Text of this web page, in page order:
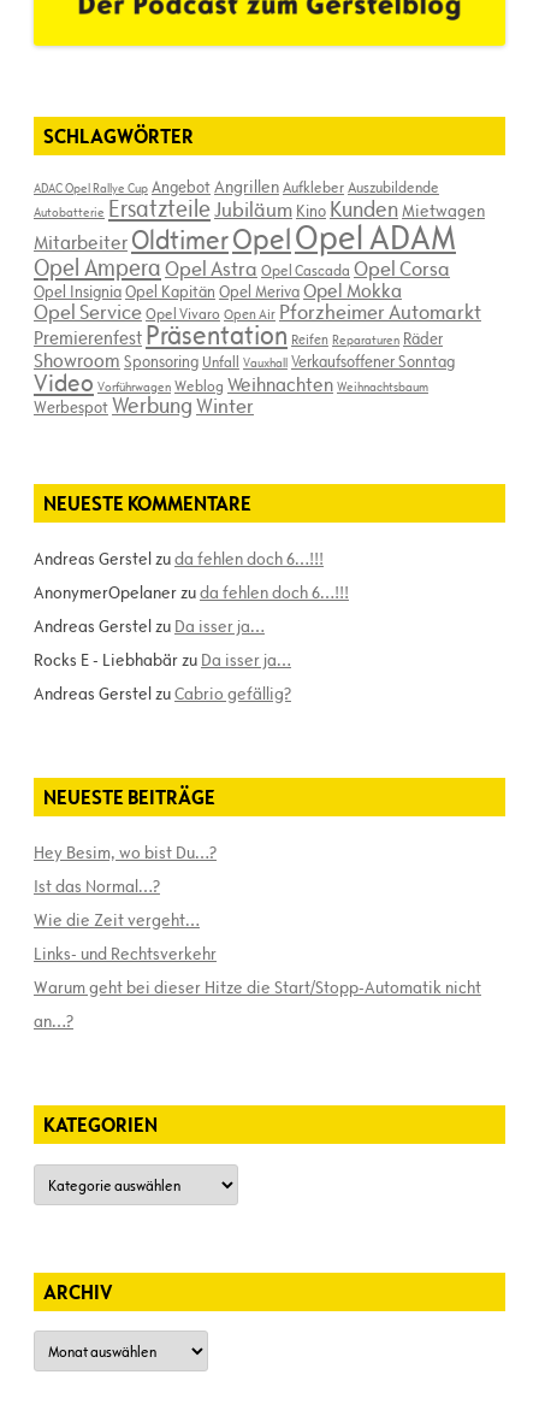
SCHLAGWÖRTER
ADAC Opel Rallye Cup AngebotAngrillenAufkleberAuszubildende
Autobatterie ErsatzteileJubiläum Kino KundenMietwagen
Mitarbeiter OldtimerOpelOpel ADAM
Opel AmperaOpel Astra Opel Cascada Opel Corsa
Opel InsigniaOpel Kapitän Opel MerivaOpel Mokka
Opel ServiceOpel Vivaro Open Air Pforzheimer Automarkt
Premierenfest Präsentation Reifen Reparaturen Räder
Showroom Sponsoring Unfall Vauxhall Verkaufsoffener Sonntag
Video Vorführwagen Weblog Weihnachten Weihnachtsbaum
WerbespotWerbungWinter
NEUESTE KOMMENTARE
Andreas Gerstelzuda fehlen doch 6…!!!
AnonymerOpelanerzuda fehlen doch 6…!!!
Andreas Gerstelzu Da isser ja…
Rocks E - Liebhabärzu Da isser ja…
Andreas GerstelzuCabrio gefällig?
NEUESTE BEITRÄGE
Hey Besim, wo bist Du…?
Ist das Normal…?
Wie die Zeit vergeht…
Links- und Rechtsverkehr
Warum geht bei dieser Hitze die Start/Stopp-Automatik nicht
an…?
KATEGORIEN
Kategorien
ARCHIV
Archiv